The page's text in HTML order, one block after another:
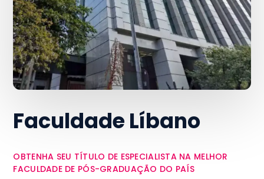
Faculdade Líbano
OBTENHA SEU TÍTULO DE ESPECIALISTA NA MELHOR
FACULDADE DE PÓS-GRADUAÇÃO DO PAÍS